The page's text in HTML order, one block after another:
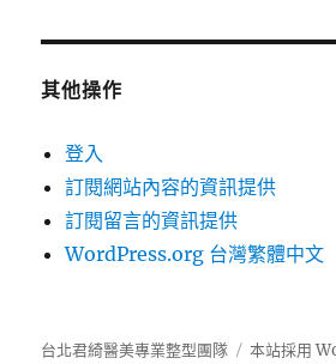
其他操作
登入
訂閱網站內容的資訊提供
訂閱留言的資訊提供
WordPress.org 台灣繁體中文
台北君綺醫美專業整型團隊 本站採用